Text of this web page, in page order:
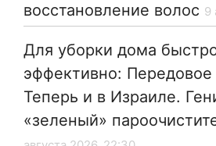
восстановление волос 9
Для уборки дома
эффективно:
Теперь и в Израиле.
«зеленый»